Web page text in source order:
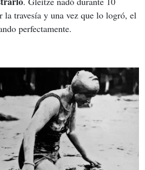
la travesía y una vez que lo logró, el
perfectamente.